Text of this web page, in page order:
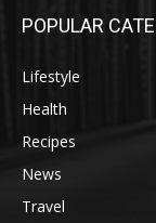
POPULAR
Lifestyle
Health
Recipes
News
Travel